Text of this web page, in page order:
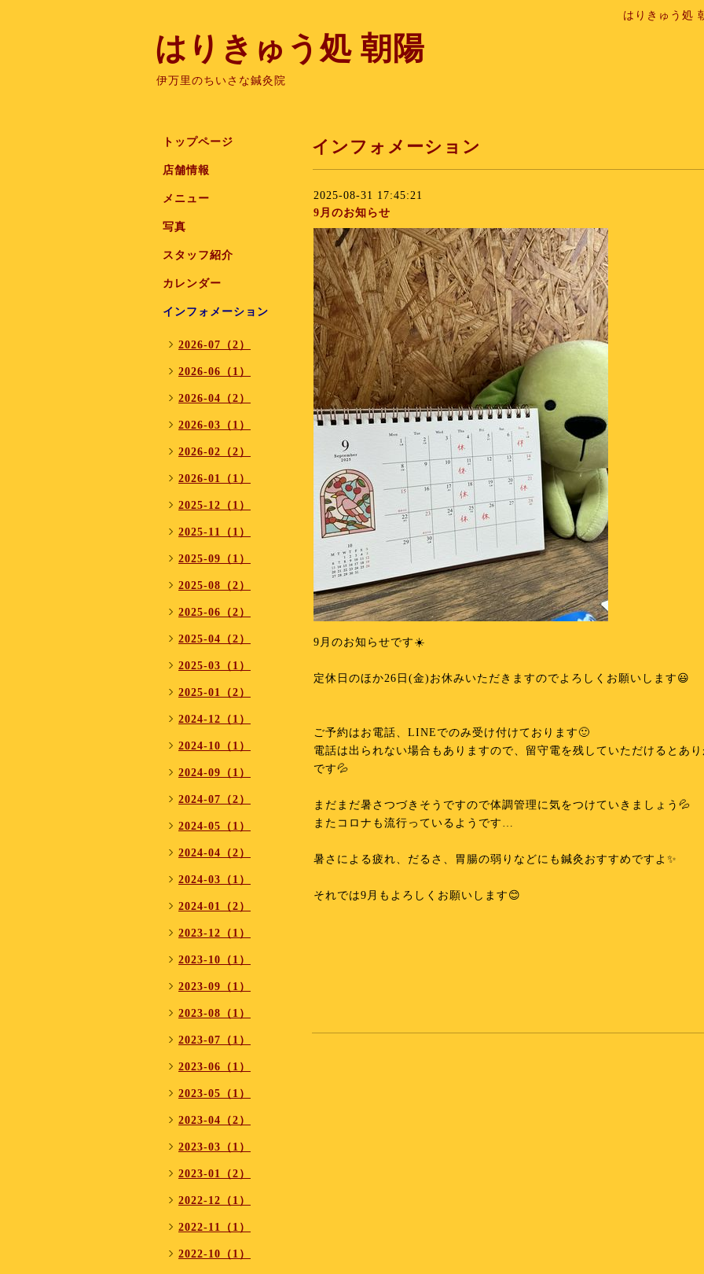
はりきゅう処
はりきゅう処 朝陽
伊万里のちいさな鍼灸院
インフォメーション
2025-08-31 17:45:21
9月のお知らせ
9月のお知らせです☀️
定休日のほか26日(金)お休みいただきますのでよろしくお願いします😃
ご予約はお電話、LINEでのみ受け付けております🙂
電話は出られない場合もありますので、留守電を残していただけるとあ
です💦
まだまだ暑さつづきそうですので体調管理に気をつけていきましょう💦
またコロナも流行っているようです…
暑さによる疲れ、だるさ、胃腸の弱りなどにも鍼灸おすすめですよ✨️
それでは9月もよろしくお願いします😊
トップページ
店舗情報
メニュー
写真
スタッフ紹介
カレンダー
インフォメーション
2026-07（2）
2026-06（1）
2026-04（2）
2026-03（1）
2026-02（2）
2026-01（1）
2025-12（1）
2025-11（1）
2025-09（1）
2025-08（2）
2025-06（2）
2025-04（2）
2025-03（1）
2025-01（2）
2024-12（1）
2024-10（1）
2024-09（1）
2024-07（2）
2024-05（1）
2024-04（2）
2024-03（1）
2024-01（2）
2023-12（1）
2023-10（1）
2023-09（1）
2023-08（1）
2023-07（1）
2023-06（1）
2023-05（1）
2023-04（2）
2023-03（1）
2023-01（2）
2022-12（1）
2022-11（1）
2022-10（1）